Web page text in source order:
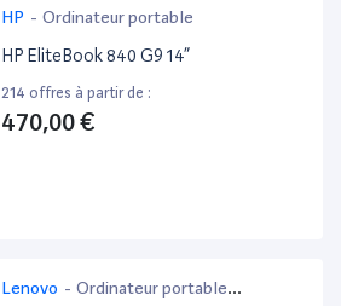
HP - Ordinateur portable
HP EliteBook 840 G9 14”
214 offres à partir de :
470,00 €
Lenovo - Ordinateur portable